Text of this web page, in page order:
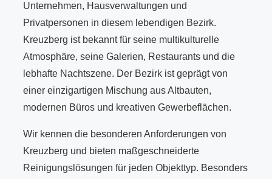
Unternehmen, Hausverwaltungen und
Privatpersonen in diesem lebendigen Bezirk.
Kreuzberg ist bekannt für seine multikulturelle
Atmosphäre, seine Galerien, Restaurants und die
lebhafte Nachtszene. Der Bezirk ist geprägt von
einer einzigartigen Mischung aus Altbauten,
modernen Büros und kreativen Gewerbeflächen.
Wir kennen die besonderen Anforderungen von
Kreuzberg und bieten maßgeschneiderte
Reinigungslösungen für jeden Objekttyp. Besonders